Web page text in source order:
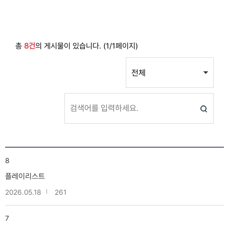
총 8건의 게시물이 있습니다. (1/1페이지)
8
플레이리스트
2026.05.18 261
7